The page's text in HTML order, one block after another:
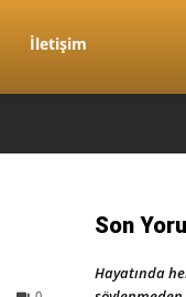
İletişim
Son
Hayatında